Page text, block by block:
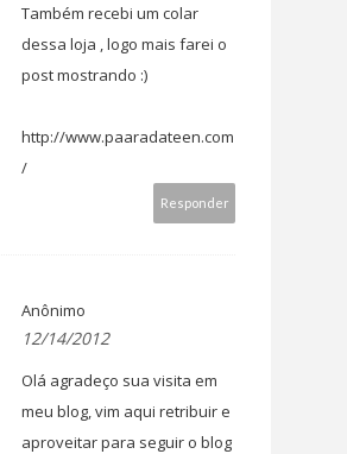
Também recebi um colar
dessa loja , logo mais farei o
post mostrando :)
http://www.paaradateen.com
/
Responder
Anônimo
12/14/2012
Olá agradeço sua visita em
meu blog, vim aqui retribuir e
aproveitar para seguir o blog